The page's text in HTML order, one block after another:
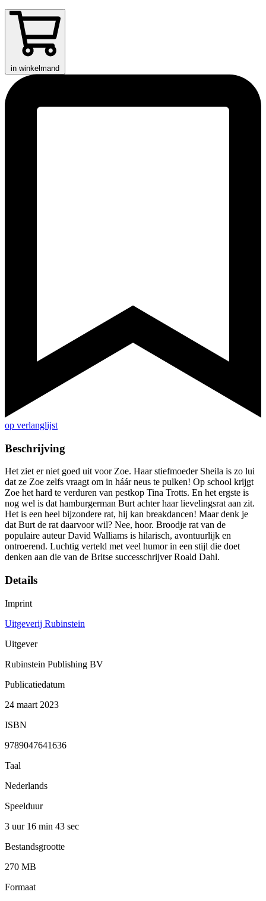
in winkelmand
op verlanglijst
Beschrijving
Het ziet er niet goed uit voor Zoe. Haar stiefmoeder Sheila is zo lui
dat ze Zoe zelfs vraagt om in háár neus te pulken! Op school krijgt
Zoe het hard te verduren van pestkop Tina Trotts. En het ergste is
nog wel is dat hamburgerman Burt achter haar lievelingsrat aan zit.
Het is een heel bijzondere rat, hij kan breakdancen! Maar denk je
dat Burt de rat daarvoor wil? Nee, hoor. Broodje rat van de
populaire auteur David Walliams is hilarisch, avontuurlijk en
ontroerend. Luchtig verteld met veel humor in een stijl die doet
denken aan die van de Britse successchrijver Roald Dahl.
Details
Imprint
Uitgeverij Rubinstein
Uitgever
Rubinstein Publishing BV
Publicatiedatum
24 maart 2023
ISBN
9789047641636
Taal
Nederlands
Speelduur
3 uur 16 min 43 sec
Bestandsgrootte
270 MB
Formaat